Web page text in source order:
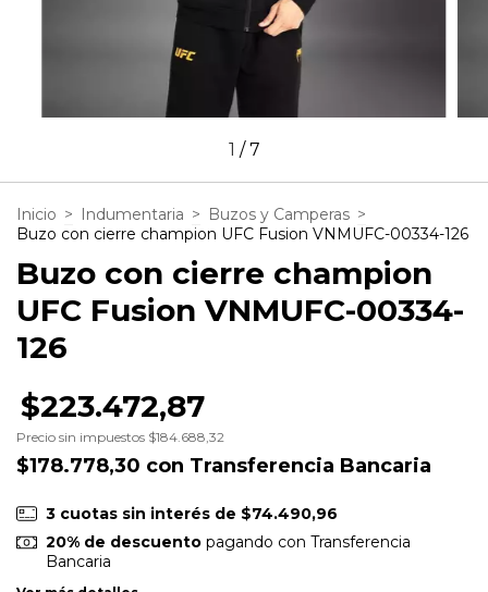
1 /7
Inicio > Indumentaria > Buzos y Camperas >
Buzo con cierre champion UFC Fusion VNMUFC-00334-126
Buzo con cierre champion
UFC Fusion VNMUFC-00334-
126
$223.472,87
Precio sin impuestos $184.688,32
$178.778,30 con Transferencia Bancaria
3 cuotas sin interés de $74.490,96
20% de descuentopagando con Transferencia
Bancaria